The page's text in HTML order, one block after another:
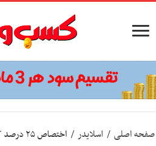
صفحه اصلی / اسلایدر / اختصاص ۲۵ درصد کل اشتغال ۱۴۰۳ به فارغ التحصیلان